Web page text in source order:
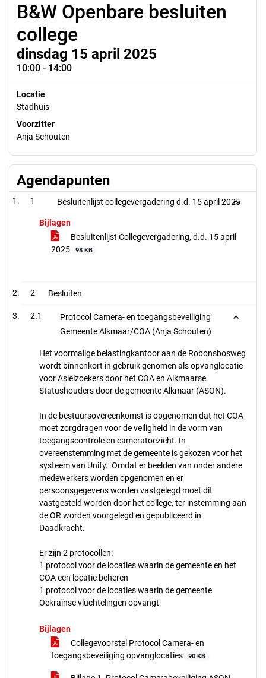
B&W Openbare besluiten
college
dinsdag 15 april 2025
10:00 - 14:00
Locatie
Stadhuis
Voorzitter
Anja Schouten
Agendapunten
1 Besluitenlijst collegevergadering d.d. 15 april 2025
Bijlagen
Besluitenlijst Collegevergadering, d.d. 15 april
2025
98 KB
2 Besluiten
2.1
Protocol Camera- en toegangsbeveiliging
Gemeente Alkmaar/COA (Anja Schouten)
Het voormalige belastingkantoor aan de Robonsbosweg
wordt binnenkort in gebruik genomen als opvanglocatie
voor Asielzoekers door het COA en Alkmaarse
Statushouders door de gemeente Alkmaar (ASON).
In de bestuursovereenkomst is opgenomen dat het COA
moet zorgdragen voor de veiligheid in de vorm van
toegangscontrole en cameratoezicht. In
overeenstemming met de gemeente is gekozen voor het
systeem van Unify. Omdat er beelden van onder andere
medewerkers worden opgenomen en er
persoonsgegevens worden vastgelegd moet dit
vastgesteld worden door het college, ter instemming aan
de OR worden voorgelegd en gepubliceerd in
Daadkracht.
Er zijn 2 protocollen:
1 protocol voor de locaties waarin de gemeente en het
COA een locatie beheren
1 protocol voor de locaties waarin de gemeente
Oekraïnse vluchtelingen opvangt
Bijlagen
Collegevoorstel Protocol Camera- en
toegangsbeveiliging opvanglocaties
90 KB